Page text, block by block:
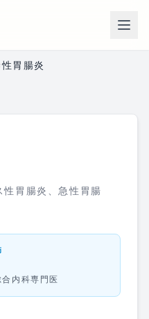
胃腸炎
性胃腸炎、急性胃腸
内科専門医